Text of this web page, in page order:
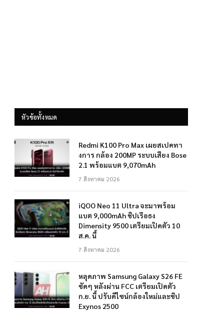
หัวข้อทั้งหมด
Redmi K100 Pro Max เผยสเปคทา
งการ กล้อง 200MP ระบบเสียง Bose
2.1 พร้อมแบต 9,070mAh
7 สิงหาคม 2026
iQOO Neo 11 Ultra จะมาพร้อม
แบต 9,000mAh ชิปเรือธง
Dimensity 9500 เตรียมเปิดตัว 10
ส.ค. นี้
7 สิงหาคม 2026
หลุดภาพ Samsung Galaxy S26 FE
ชัดๆ หลังผ่าน FCC เตรียมเปิดตัว
ก.ย. นี้ ปรับดีไซน์กล้องใหม่และชิป
Exynos 2500